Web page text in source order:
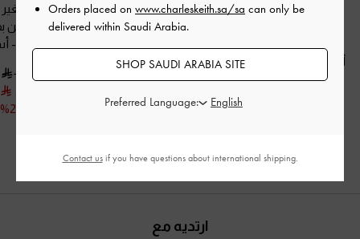
حذاء أنيتا مفتوح من
أمامي وحزام حول الكاحل
-أسود
حذاء بكعب حاد ومقدمة
مدببة مزين بحلية
خصم 29%
حذاء بكعب
من الخلف مزين
-
350.00
ارتديه مع
Orders placed on www.charleskeith.sa/sa can only be
delivered within Saudi Arabia.
SHOP SAUDI ARABIA SITE
Preferred Language:
Contact usif you have questions about international shipping.